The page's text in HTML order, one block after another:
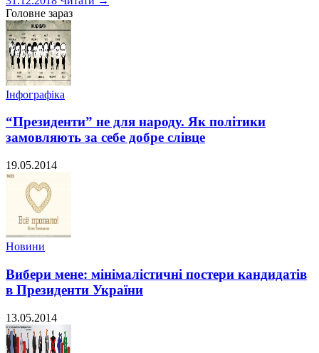
Головне зараз
Інфографіка
“Президенти” не для народу. Як політики
замовляють за себе добре слівце
19.05.2014
Новини
Вибери мене: мінімалістичні постери кандидатів
в Президенти України
13.05.2014